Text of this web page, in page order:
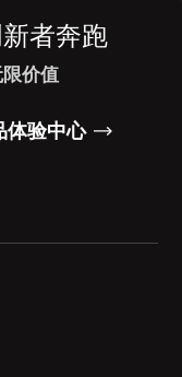
者奔跑
价值
体验中心